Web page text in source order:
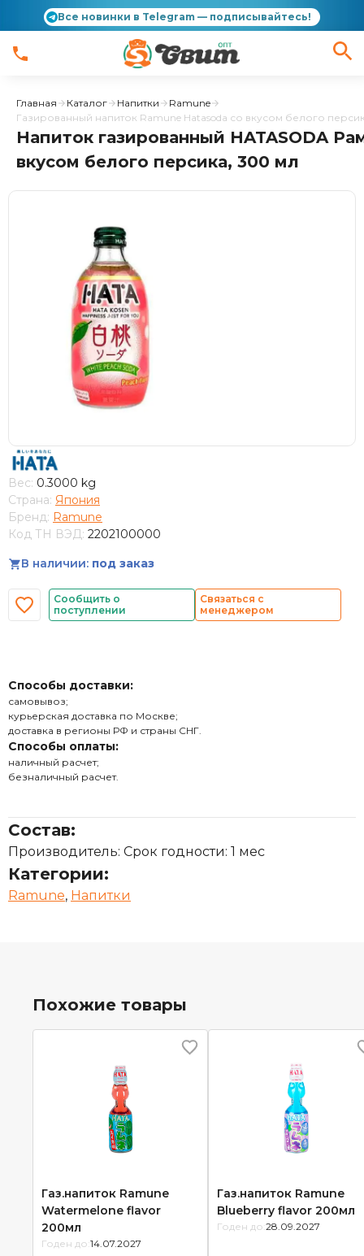
Все новинки в Telegram — подписывайтесь!
Главная Каталог Напитки
Ramune
Газированный напиток Ramune Hatasoda со вкусом белого
Напиток газированный HATASODA
вкусом белого персика, 300 мл
Вес: 0.3000 kg
Страна: Япония
Бренд: Ramune
Код ТН ВЭД: 2202100000
В наличии: под заказ
Сообщить о
поступлении
Связаться с
менеджером
Способы доставки:
самовывоз;
курьерская доставка по Москве;
доставка в регионы РФ и страны СНГ.
Способы оплаты:
наличный расчет;
безналичный расчет.
Состав:
Производитель: Срок годности: 1 мес
Категории:
Ramune, Напитки
Похожие товары
Газ.напиток Ramune
Watermelone flavor
200мл
Годен до: 14.07.2027
Газ.напиток Ramune
Blueberry flavor 200мл
Годен до: 28.09.2027